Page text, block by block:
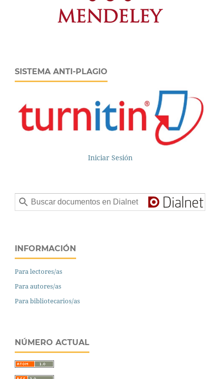
SISTEMA ANTI-PLAGIO
Iniciar Sesión
INFORMACIÓN
Para lectores/as
Para autores/as
Para bibliotecarios/as
NÚMERO ACTUAL